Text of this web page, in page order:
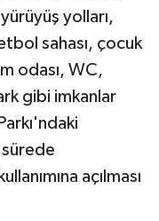
yolları,
sahası, çocuk
odası, WC,
gibi imkanlar
sürede
açılması